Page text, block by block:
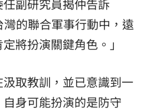
副研究員揭仲告訴
的聯合軍事行動中，遠
將扮演關鍵角色。」
取教訓，並已意識到一
身可能扮演的是防守